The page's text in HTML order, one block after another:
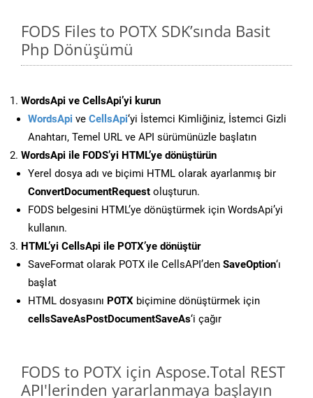
FODS Files to POTX SDK’sında Basit
Php Dönüşümü
WordsApi ve CellsApi’yi kurun
WordsApi ve CellsApi‘yi İstemci Kimliğiniz, İstemci Gizli
Anahtarı, Temel URL ve API sürümünüzle başlatın
WordsApi ile FODS’yi HTML’ye dönüştürün
Yerel dosya adı ve biçimi HTML olarak ayarlanmış bir
ConvertDocumentRequest oluşturun.
FODS belgesini HTML’ye dönüştürmek için WordsApi’yi
kullanın.
HTML’yi CellsApi ile POTX’ye dönüştür
SaveFormat olarak POTX ile CellsAPI’den SaveOption‘ı
başlat
HTML dosyasını POTX biçimine dönüştürmek için
cellsSaveAsPostDocumentSaveAs‘i çağır
FODS to POTX için Aspose.Total REST
API'lerinden yararlanmaya başlayın